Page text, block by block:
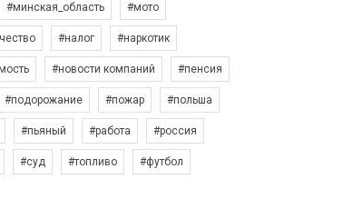
#минская_область #мото
#налог #наркотик
#новости компаний #пенсия
#подорожание #пожар #польша
#пьяный #работа #россия
#суд #топливо #футбол